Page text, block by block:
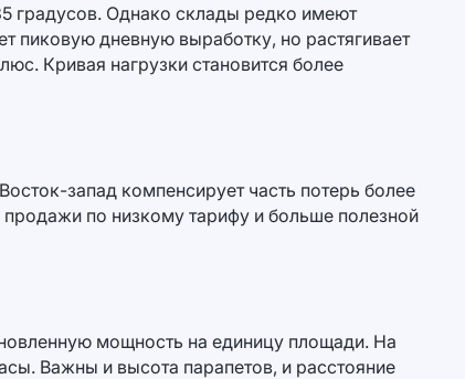
градусов. Однако склады редко имеют
пиковую дневную выработку, но растягивает
Кривая нагрузки становится более
запад компенсирует часть потерь более
по низкому тарифу и больше полезной
мощность на единицу площади. На
Важны и высота парапетов, и расстояние